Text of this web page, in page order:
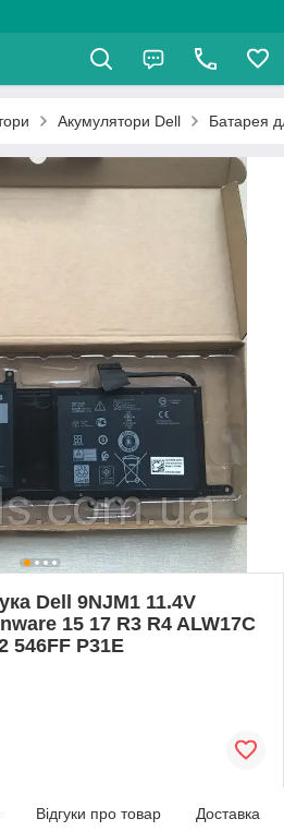
Акумулятори Dell Батарея
Dell 9NJM1 11.4V
15 17 R3 R4 ALW17C
546FF P31E
Відгуки про товар Доставка